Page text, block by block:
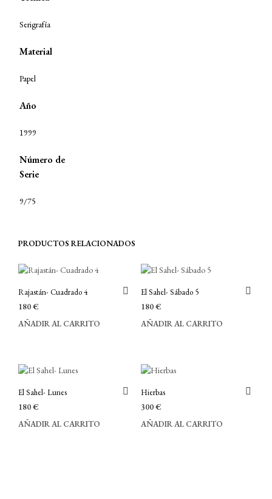
Serigrafía
Material
Papel
Año
1999
Número de
Serie
9/75
PRODUCTOS RELACIONADOS
Rajastán- Cuadrado 4
180€
AÑADIR AL CARRITO
El Sahel- Sábado 5
180€
AÑADIR AL CARRITO
El Sahel- Lunes
180€
AÑADIR AL CARRITO
Hierbas
300€
AÑADIR AL CARRITO